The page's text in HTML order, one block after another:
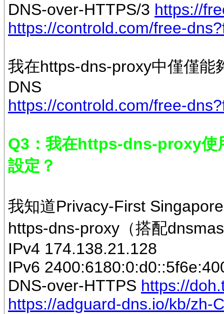
DNS-over-HTTPS/3 https://
https://controld.com/free-
我在https-dns-proxy中僅僅能
DNS
https://controld.com/free-
Q3：我在https-dns-proxy使
設定？
我知道Privacy-First
https-dns-proxy（搭配
IPv4 174.138.21.128
IPv6
DNS-over-HTTPS https://
https://adguard-dns.io/kb/zh-